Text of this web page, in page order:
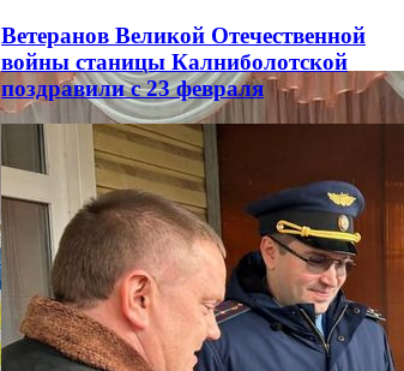
Ветеранов Великой Отечественной
войны станицы Калниболотской
поздравили с 23 февраля